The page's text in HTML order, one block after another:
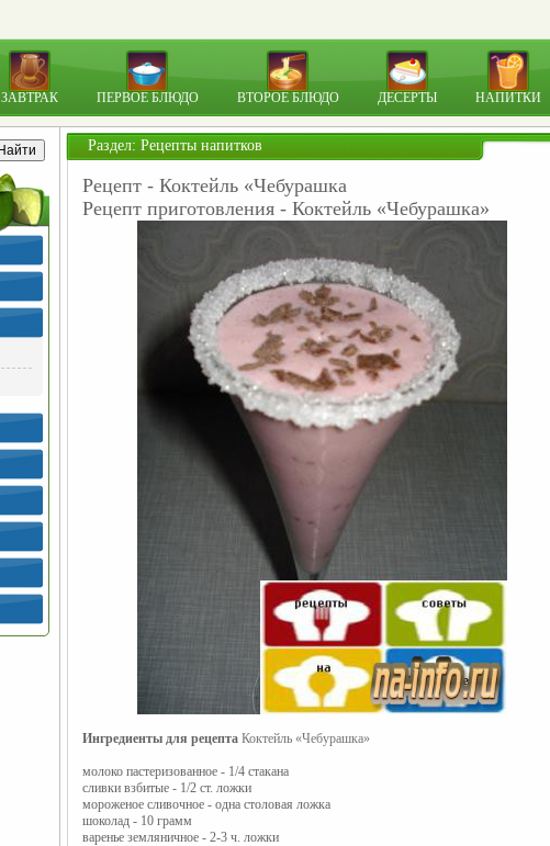
ЗАВТРАК ПЕРВОЕ БЛЮДО ВТОРОЕ БЛЮДО ДЕСЕРТЫ НАПИТКИ
Раздел: Рецепты напитков
Рецепт - Коктейль «Чебурашка
Рецепт приготовления - Коктейль «Чебурашка»
Ингредиенты для рецепта Коктейль «Чебурашка»
молоко пастеризованное - 1/4 стакана
сливки взбитые - 1/2 ст. ложки
мороженое сливочное - одна столовая ложка
шоколад - 10 грамм
варенье земляничное - 2-3 ч. ложки